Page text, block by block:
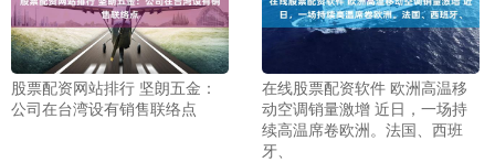
股票配资网站排行 坚朗五金：
公司在台湾设有销售联络点
在线股票配资软件 欧洲高温移
动空调销量激增 近日，一场持
续高温席卷欧洲。法国、西班
牙、